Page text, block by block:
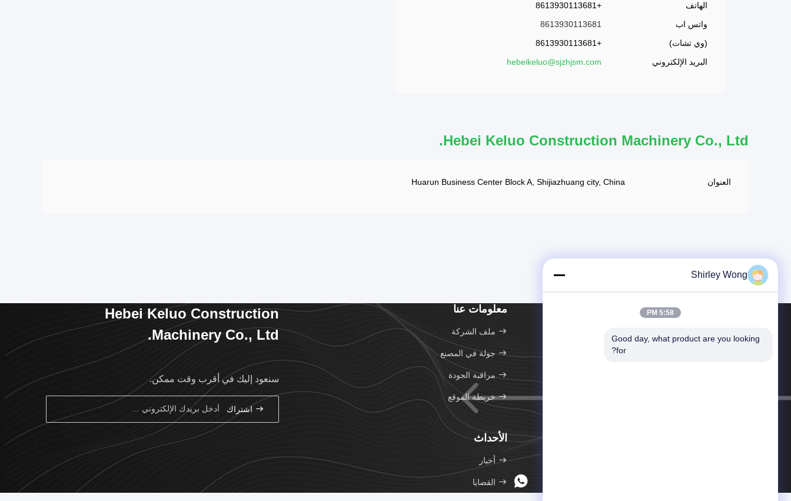
الهاتف
+8613930113681
واتس اب
8613930113681
(وي تشات)
+8613930113681
البريد الإلكتروني
hebeikeluo@sjzhjsm.com
Hebei Keluo Construction Machinery Co., Ltd.
العنوان Huarun Business Center Block A, Shijiazhuang city, China
هاتف：86--13930113681
معلومات عنا
ملف الشركة
جولة في المصنع
مراقبة الجودة
خريطة الموقع
الأحداث
أخبار
القضايا
Hebei Keluo Construction
Machinery Co., Ltd.
سنعود إليك في أقرب وقت ممكن.
اشتراك
Shirley Wong
5:58 PM
Good day, what product are you looking
for?